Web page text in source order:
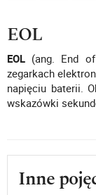
EOL
EOL (ang. End
zegarkach
napięciu baterii.
wskazówki
Inne